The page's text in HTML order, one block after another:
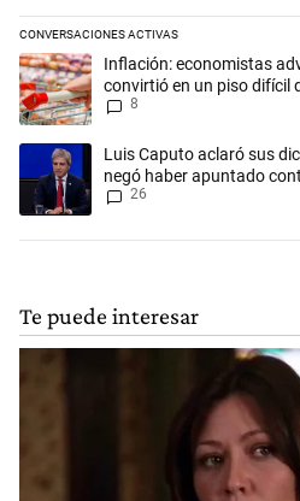
CONVERSACIONES ACTIVAS
Este listado muestra los artículos
Un artículo de tendencia con el título
Inflación: economistas
convirtió en un piso difícil
8
Un artículo de tendencia con el título
Luis Caputo aclaró sus
negó haber apuntado
26